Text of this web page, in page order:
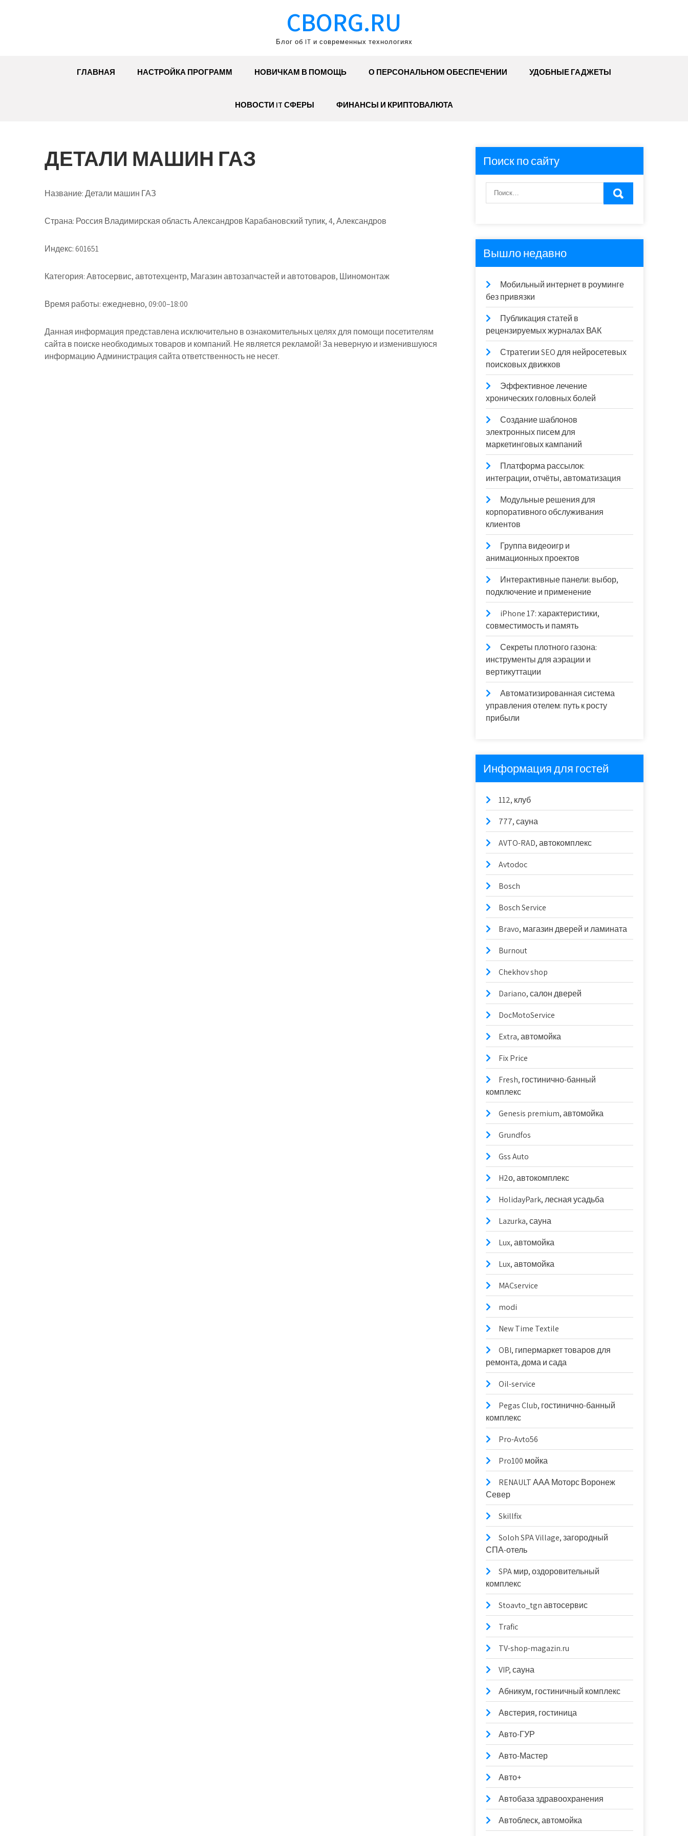
CBORG.RU
Блог об IT и современных технологиях
ГЛАВНАЯ НАСТРОЙКА ПРОГРАММ НОВИЧКАМ В ПОМОЩЬ О ПЕРСОНАЛЬНОМ ОБЕСПЕЧЕНИИ УДОБНЫЕ ГАДЖЕТЫ
НОВОСТИ IT СФЕРЫ ФИНАНСЫ И КРИПТОВАЛЮТА
ДЕТАЛИ МАШИН ГАЗ
Название:Детали машин ГАЗ
Страна: Россия Владимирская область Александров Карабановский тупик, 4, Александров
Индекс:601651
Категория:Автосервис, автотехцентр, Магазин автозапчастей и автотоваров, Шиномонтаж
Время работы:ежедневно, 09:00–18:00
Данная информация представлена исключительно в ознакомительных целях для помощи посетителям
сайта в поиске необходимых товаров и компаний. Не является рекламой! За неверную и изменившуюся
информацию Администрация сайта ответственность не несет.
Поиск по сайту
Вышло недавно
Мобильный интернет в роуминге
без привязки
Публикация статей в
рецензируемых журналах ВАК
Стратегии SEO для нейросетевых
поисковых движков
Эффективное лечение
хронических головных болей
Создание шаблонов
электронных писем для
маркетинговых кампаний
Платформа рассылок:
интеграции, отчёты, автоматизация
Модульные решения для
корпоративного обслуживания
клиентов
Группа видеоигр и
анимационных проектов
Интерактивные панели: выбор,
подключение и применение
iPhone 17: характеристики,
совместимость и память
Секреты плотного газона:
инструменты для аэрации и
вертикуттации
Автоматизированная система
управления отелем: путь к росту
прибыли
Информация для гостей
112, клуб
777, сауна
AVTO-RAD, автокомплекс
Avtodoc
Bosch
Bosch Service
Bravo, магазин дверей и ламината
Burnout
Chekhov shop
Dariano, салон дверей
DocMotoService
Extra, автомойка
Fix Price
Fresh, гостинично-банный
комплекс
Genesis premium, автомойка
Grundfos
Gss Auto
H2о, автокомплекс
HolidayPark, лесная усадьба
Lazurka, сауна
Lux, автомойка
Lux, автомойка
MACservice
modi
New Time Textile
OBI, гипермаркет товаров для
ремонта, дома и сада
Oil-service
Pegas Club, гостинично-банный
комплекс
Pro-Avto56
Pro100 мойка
RENAULT ААА Моторс Воронеж
Север
Skillfix
Soloh SPA Village, загородный
СПА-отель
SPA мир, оздоровительный
комплекс
Stoavto_tgn автосервис
Trafic
TV-shop-magazin.ru
VIP, сауна
Абникум, гостиничный комплекс
Австерия, гостиница
Авто-ГУР
Авто-Мастер
Авто+
Автобаза здравоохранения
Автоблеск, автомойка